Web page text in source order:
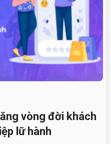
vòng đời khách
lữ hành